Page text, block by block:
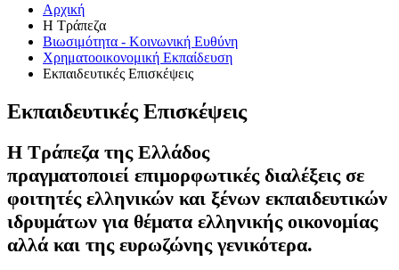
Αρχική
Η Τράπεζα
Βιωσιμότητα - Κοινωνική Ευθύνη
Χρηματοοικονομική Εκπαίδευση
Εκπαιδευτικές Επισκέψεις
Εκπαιδευτικές Επισκέψεις
Η Τράπεζα της Ελλάδος
πραγματοποιεί επιμορφωτικές διαλέξεις σε
φοιτητές ελληνικών και ξένων εκπαιδευτικών
ιδρυμάτων για θέματα ελληνικής οικονομίας
αλλά και της ευρωζώνης γενικότερα.